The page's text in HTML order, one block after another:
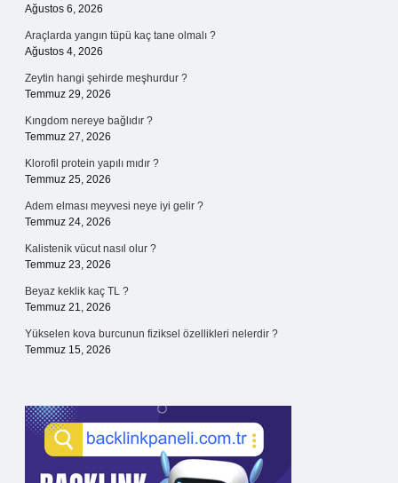
Ağustos 6, 2026
Araçlarda yangın tüpü kaç tane olmalı ?
Ağustos 4, 2026
Zeytin hangi şehirde meşhurdur ?
Temmuz 29, 2026
Kıngdom nereye bağlıdır ?
Temmuz 27, 2026
Klorofil protein yapılı mıdır ?
Temmuz 25, 2026
Adem elması meyvesi neye iyi gelir ?
Temmuz 24, 2026
Kalistenik vücut nasıl olur ?
Temmuz 23, 2026
Beyaz keklik kaç TL ?
Temmuz 21, 2026
Yükselen kova burcunun fiziksel özellikleri nelerdir ?
Temmuz 15, 2026